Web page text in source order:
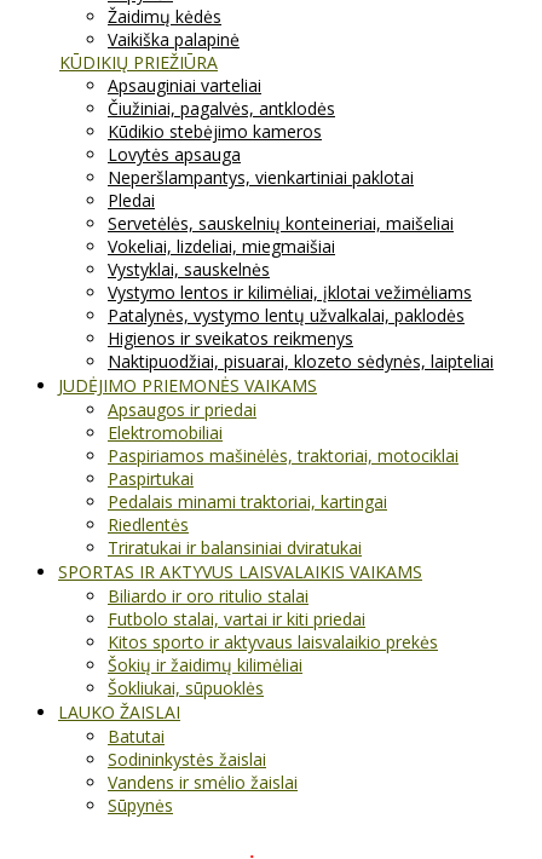
Žaidimų kėdės
Vaikiška palapinė
KŪDIKIŲ PRIEŽIŪRA
Apsauginiai varteliai
Čiužiniai, pagalvės, antklodės
Kūdikio stebėjimo kameros
Lovytės apsauga
Neperšlampantys, vienkartiniai paklotai
Pledai
Servetėlės, sauskelnių konteineriai, maišeliai
Vokeliai, lizdeliai, miegmaišiai
Vystyklai, sauskelnės
Vystymo lentos ir kilimėliai, įklotai vežimėliams
Patalynės, vystymo lentų užvalkalai, paklodės
Higienos ir sveikatos reikmenys
Naktipuodžiai, pisuarai, klozeto sėdynės, laipteliai
JUDĖJIMO PRIEMONĖS VAIKAMS
Apsaugos ir priedai
Elektromobiliai
Paspiriamos mašinėlės, traktoriai, motociklai
Paspirtukai
Pedalais minami traktoriai, kartingai
Riedlentės
Triratukai ir balansiniai dviratukai
SPORTAS IR AKTYVUS LAISVALAIKIS VAIKAMS
Biliardo ir oro ritulio stalai
Futbolo stalai, vartai ir kiti priedai
Kitos sporto ir aktyvaus laisvalaikio prekės
Šokių ir žaidimų kilimėliai
Šokliukai, sūpuoklės
LAUKO ŽAISLAI
Batutai
Sodininkystės žaislai
Vandens ir smėlio žaislai
Sūpynės